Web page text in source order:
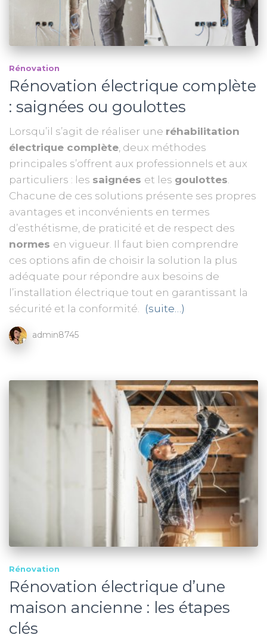
Rénovation
Rénovation électrique complète
: saignées ou goulottes
Lorsqu’il s’agit de réaliser une réhabilitation
électrique complète, deux méthodes
principales s’offrent aux professionnels et aux
particuliers : les saignées et les goulottes.
Chacune de ces solutions présente ses propres
avantages et inconvénients en termes
d’esthétisme, de praticité et de respect des
normes en vigueur. Il faut bien comprendre
ces options afin de choisir la solution la plus
adéquate pour répondre aux besoins de
l’installation électrique tout en garantissant la
sécurité et la conformité. (suite…)
admin8745
Rénovation
Rénovation électrique d’une
maison ancienne : les étapes
clés